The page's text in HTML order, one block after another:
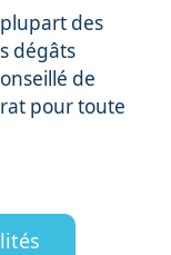
des
dégâts
de
pour toute